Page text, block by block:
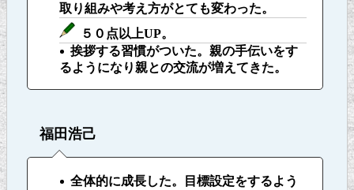
取り組みや考え方がとても変わった。
５０点以上UP。
挨拶する習慣がついた。親の手伝いをす
るようになり親との交流が増えてきた。
福田浩己
全体的に成長した。目標設定をするよう